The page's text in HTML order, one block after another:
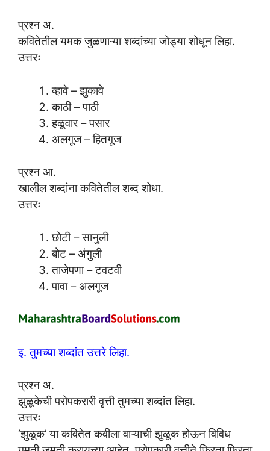
प्रश्न अ.
कवितेतील यमक जुळणाऱ्या शब्दांच्या जोड्या शोधून लिहा.
उत्तरः
व्हावे – झुकावे
काठी – पाठी
हळूवार – पसार
अलगूज – हितगूज
प्रश्न आ.
खालील शब्दांना कवितेतील शब्द शोधा.
उत्तरः
छोटी – सानुली
बोट – अंगुली
ताजेपणा – टवटवी
पावा – अलगूज
इ. तुमच्या शब्दांत उत्तरे लिहा.
प्रश्न अ.
झुळूकेची परोपकरारी वृत्ती तुमच्या शब्दांत लिहा.
उत्तरः
‘झुळूक’ या कवितेत कवीला वाऱ्याची झुळूक होऊन विविध